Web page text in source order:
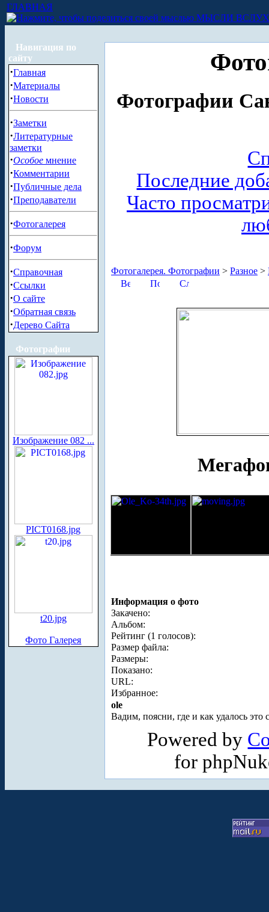
ГЛАВНАЯ
МЫСЛИ ВСЛУХ
Навигация по
сайту
·Главная
·Материалы
·Новости
·Заметки
·Литературные
заметки
·Особое мнение
·Комментарии
·Публичные дела
·Преподаватели
·Фотогалерея
·Форум
·Справочная
·Ссылки
·О сайте
·Обратная связь
·Дерево Сайта
Фотографии
Изображение 082 ...
PICT0168.jpg
t20.jpg
Фото Галерея
Фотографии
Последние
Часто
Фотогалерея. Фотографии > Разное >
Информация о фото
Закачено:
Альбом:
Рейтинг (1 голосов):
Размер файла:
Размеры:
Показано:
URL:
Избранное:
ole
Вадим, поясни, где и как удалось
Powered by
for